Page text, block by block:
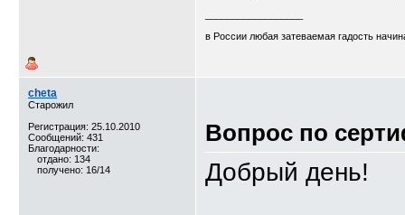
в России любая затеваемая гадость
cheta
Старожил
Регистрация: 25.10.2010
Сообщений: 431
Благодарности:
отдано: 134
получено: 16/14
Вопрос по
Добрый день!